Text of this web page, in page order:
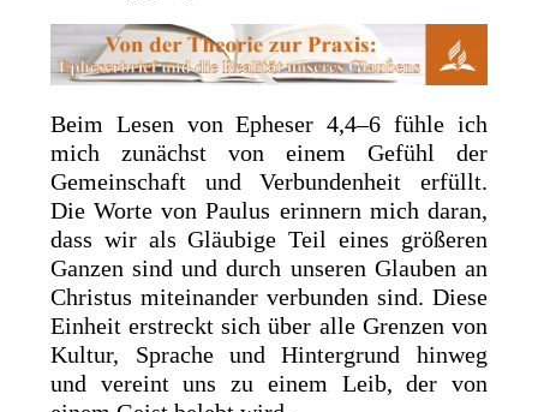
Beim Lesen von Epheser 4,4–6 fühle ich
mich zunächst von einem Gefühl der
Gemeinschaft und Verbundenheit erfüllt.
Die Worte von Paulus erinnern mich daran,
dass wir als Gläubige Teil eines größeren
Ganzen sind und durch unseren Glauben an
Christus miteinander verbunden sind. Diese
Einheit erstreckt sich über alle Grenzen von
Kultur, Sprache und Hintergrund hinweg
und vereint uns zu einem Leib, der von